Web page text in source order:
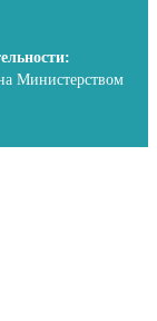
Министерством